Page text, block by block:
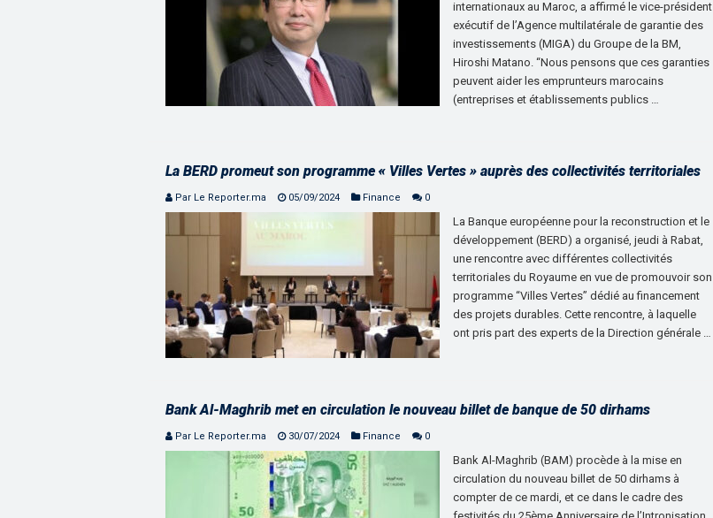
internationaux au Maroc, a affirmé le vice-président
exécutif de l’Agence multilatérale de garantie des
investissements (MIGA) du Groupe de la BM,
Hiroshi Matano. “Nous pensons que ces garanties
peuvent aider les emprunteurs marocains
(entreprises et établissements publics …
La BERD promeut son programme « Villes Vertes » auprès des collectivités territoriales
Par Le Reporter.ma 05/09/2024 Finance 0
La Banque européenne pour la reconstruction et le
développement (BERD) a organisé, jeudi à Rabat,
une rencontre avec différentes collectivités
territoriales du Royaume en vue de promouvoir son
programme “Villes Vertes” dédié au financement
des projets durables. Cette rencontre, à laquelle
ont pris part des experts de la Direction générale …
Bank Al-Maghrib met en circulation le nouveau billet de banque de 50 dirhams
Par Le Reporter.ma 30/07/2024 Finance 0
Bank Al-Maghrib (BAM) procède à la mise en
circulation du nouveau billet de 50 dirhams à
compter de ce mardi, et ce dans le cadre des